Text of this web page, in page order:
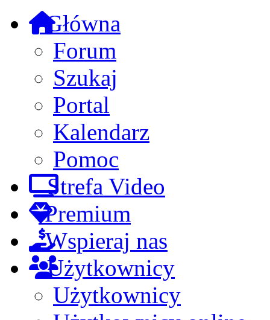
Główna
Forum
Szukaj
Portal
Kalendarz
Pomoc
Strefa Video
Premium
Wspieraj nas
Użytkownicy
Użytkownicy